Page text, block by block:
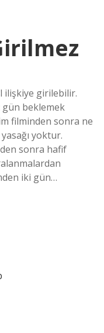
ilişkiye girilebilir.
gün beklemek
filminden sonra ne
yoktur.
sonra hafif
iki gün…